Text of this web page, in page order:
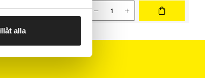
alla
Nuværende salgspris 26,90 kr
26,90 Antal